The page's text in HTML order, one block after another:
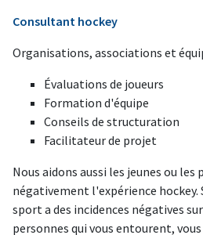
Consultant hockey
Organisations, associations et
Évaluations de joueurs
Formation d'équipe
Conseils de structuration
Facilitateur de projet
Nous aidons aussi les jeunes ou
négativement l'expérience hockey.
sport a des incidences négatives
personnes qui vous entourent,